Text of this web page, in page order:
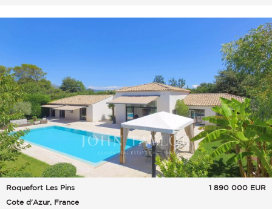
Roquefort Les Pins
Cote d'Azur, France
1 890 000 EUR